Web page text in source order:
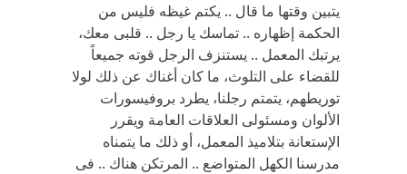
يتبين وقتها ما قال .. يكتم غيظه فليس من
الحكمة إظهاره .. تماسك يا رجل .. قلبى معك،
يرتبك المعمل .. يستنزف الرجل قوته جميعاً
للقضاء على التلوث، ما كان أغناك عن ذلك لولا
توريطهم، يتمتم رجلنا، يطرد بروفيسورات
الألوان ومسئولى العلاقات العامة ويقرر
الإستعانة بتلاميذ المعمل، أو ذلك ما يتمناه
مدرسنا الكهل المتواضع .. المرتكن هناك .. فى